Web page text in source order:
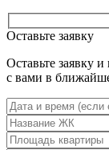
Оставьте заявку
Оставьте заявку
с вами в
Оставьте это поле